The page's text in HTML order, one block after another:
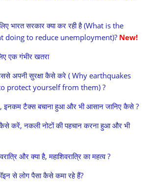
भारत सरकार क्या कर रही है (What is the
doing to reduce unemployment)? New!
एक गंभीर खतरा
अपनी सुरक्षा कैसे करे ( Why earthquakes
protect yourself from them) ?
टैक्स बचाना हुआ और भी आसान जानिए कैसे ?
करें, नकली नोटों की पहचान करना हुआ और भी
और क्या है, महाशिवरात्रि का महत्व ?
से लोग पैसा कैसे कमा रहे हैं?